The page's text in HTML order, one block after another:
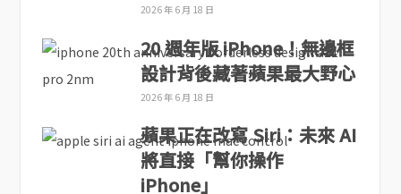
2026 年 6 月 18 日
20 週年版 iPhone！無邊框
設計背後藏著蘋果最大野心
2026 年 6 月 18 日
蘋果正在改寫 Siri：未來 AI
將直接「幫你操作
iPhone」